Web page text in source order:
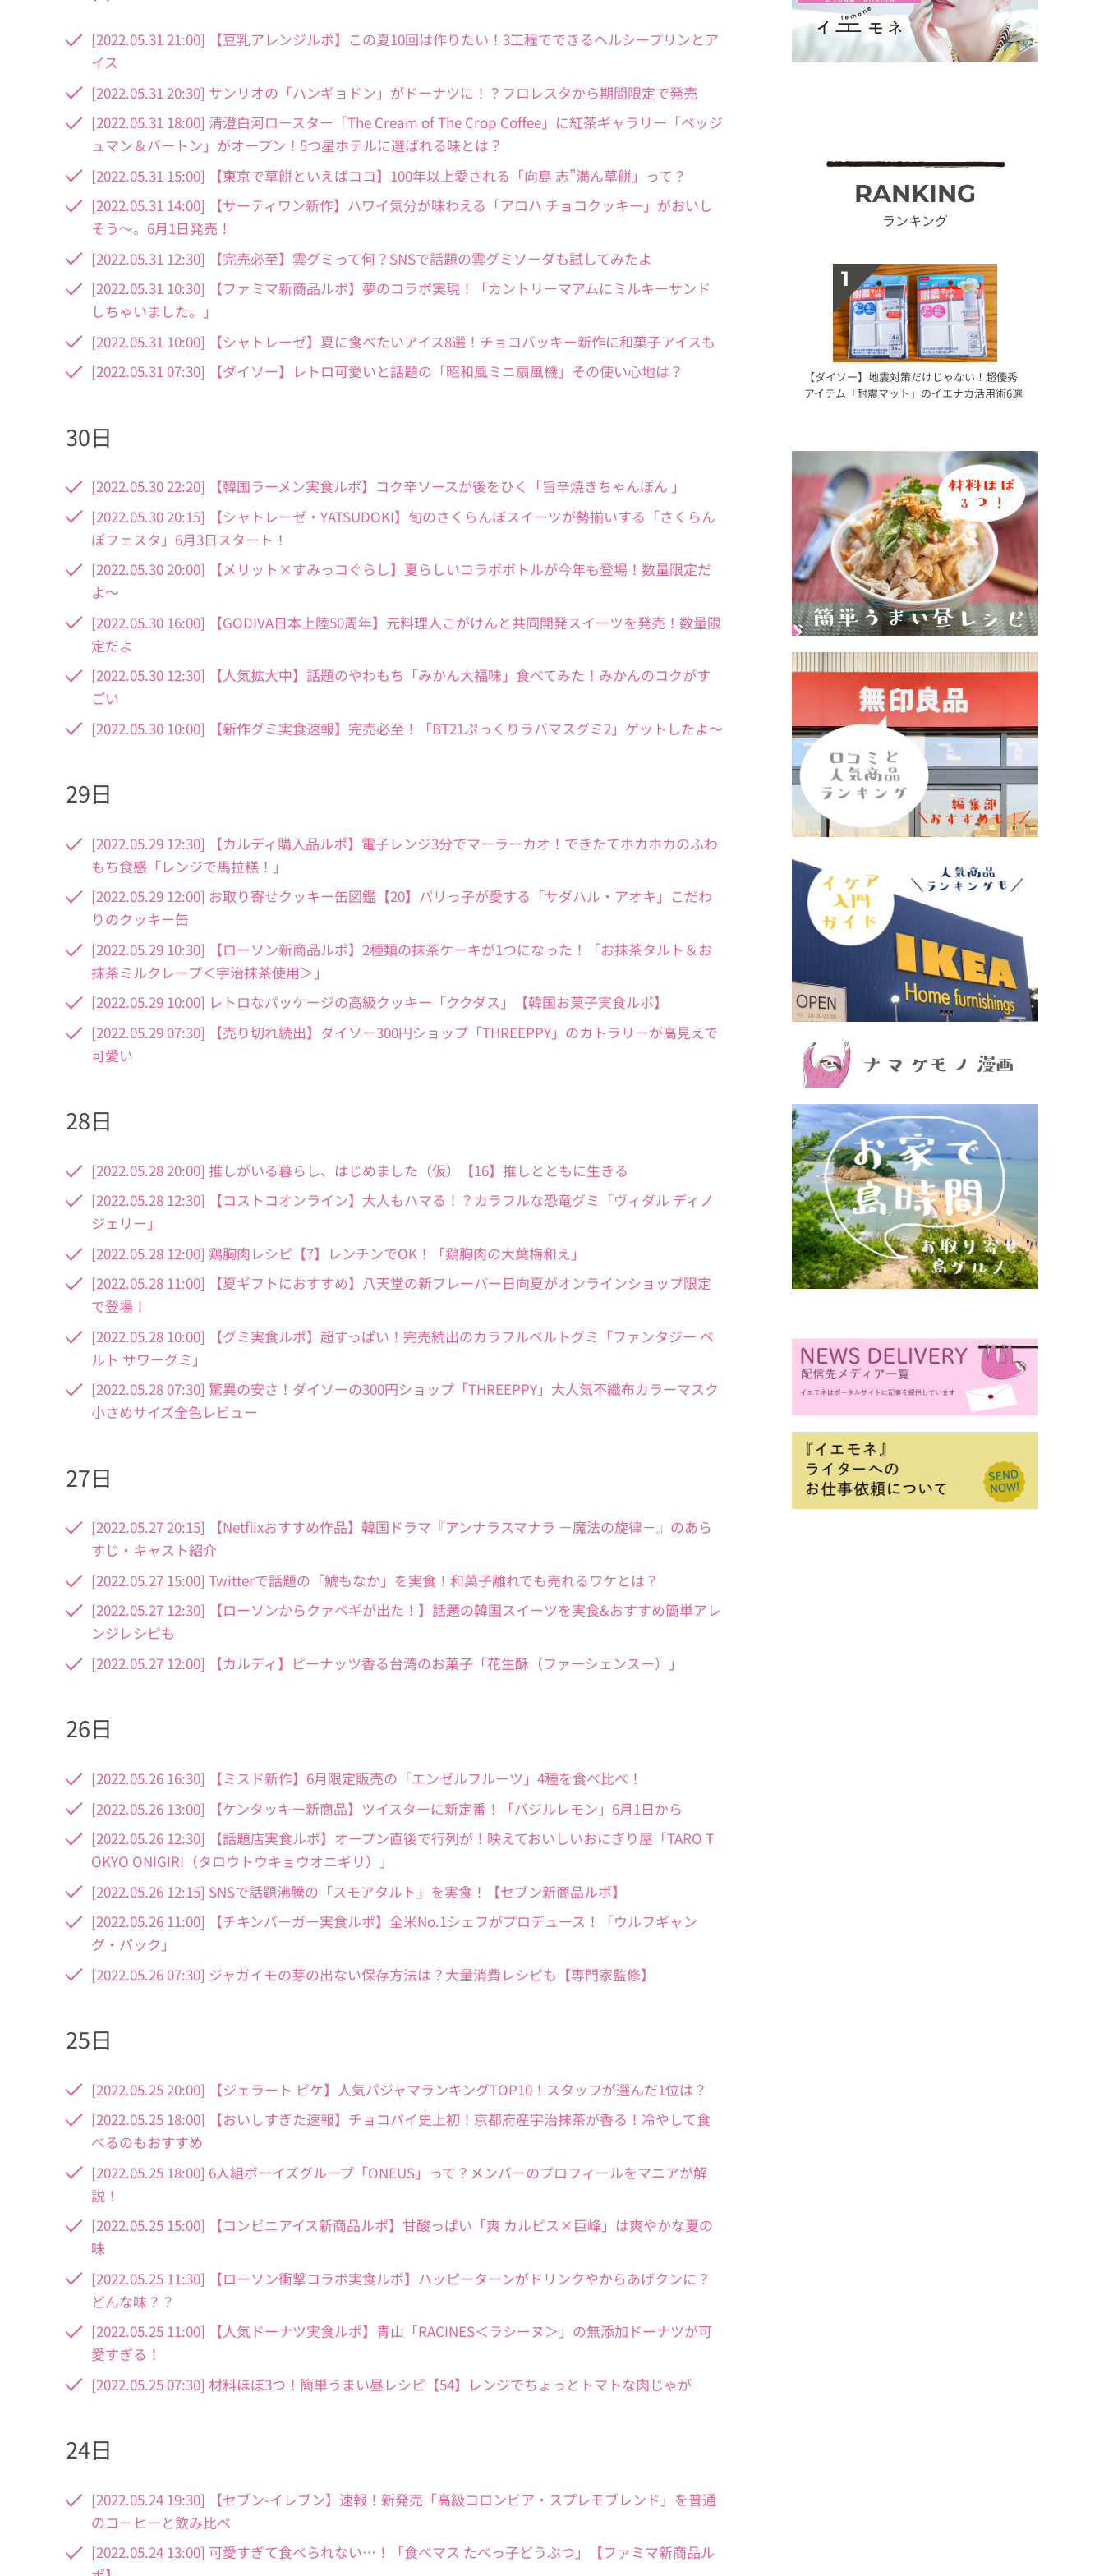
[2022.05.31 21:00] 【豆乳アレンジルポ】この夏10回は作りたい！3工程でできるヘルシープリンとア
イス
[2022.05.31 20:30] サンリオの「ハンギョドン」がドーナツに！？フロレスタから期間限定で発売
[2022.05.31 18:00] 清澄白河ロースター「The Cream of The Crop Coffee」に紅茶ギャラリー「ベッジ
ュマン＆バートン」がオープン！5つ星ホテルに選ばれる味とは？
[2022.05.31 15:00] 【東京で草餅といえばココ】100年以上愛される「向島 志”満ん草餅」って？
[2022.05.31 14:00] 【サーティワン新作】ハワイ気分が味わえる「アロハ チョコクッキー」がおいし
そう～。6月1日発売！
[2022.05.31 12:30] 【完売必至】雲グミって何？SNSで話題の雲グミソーダも試してみたよ
[2022.05.31 10:30] 【ファミマ新商品ルポ】夢のコラボ実現！「カントリーマアムにミルキーサンド
しちゃいました。」
[2022.05.31 10:00] 【シャトレーゼ】夏に食べたいアイス8選！チョコバッキー新作に和菓子アイスも
[2022.05.31 07:30] 【ダイソー】レトロ可愛いと話題の「昭和風ミニ扇風機」その使い心地は？
30日
[2022.05.30 22:20] 【韓国ラーメン実食ルポ】コク辛ソースが後をひく「旨辛焼きちゃんぽん 」
[2022.05.30 20:15] 【シャトレーゼ・YATSUDOKI】旬のさくらんぼスイーツが勢揃いする「さくらん
ぼフェスタ」6月3日スタート！
[2022.05.30 20:00] 【メリット×すみっコぐらし】夏らしいコラボボトルが今年も登場！数量限定だ
よ～
[2022.05.30 16:00] 【GODIVA日本上陸50周年】元料理人こがけんと共同開発スイーツを発売！数量限
定だよ
[2022.05.30 12:30] 【人気拡大中】話題のやわもち「みかん大福味」食べてみた！みかんのコクがす
ごい
[2022.05.30 10:00] 【新作グミ実食速報】完売必至！「BT21ぷっくりラバマスグミ2」ゲットしたよ～
29日
[2022.05.29 12:30] 【カルディ購入品ルポ】電子レンジ3分でマーラーカオ！できたてホカホカのふわ
もち食感「レンジで馬拉糕！」
[2022.05.29 12:00] お取り寄せクッキー缶図鑑【20】パリっ子が愛する「サダハル・アオキ」こだわ
りのクッキー缶
[2022.05.29 10:30] 【ローソン新商品ルポ】2種類の抹茶ケーキが1つになった！「お抹茶タルト＆お
抹茶ミルクレープ＜宇治抹茶使用＞」
[2022.05.29 10:00] レトロなパッケージの高級クッキー「ククダス」【韓国お菓子実食ルポ】
[2022.05.29 07:30] 【売り切れ続出】ダイソー300円ショップ「THREEPPY」のカトラリーが高見えで
可愛い
28日
[2022.05.28 20:00] 推しがいる暮らし、はじめました（仮）【16】推しとともに生きる
[2022.05.28 12:30] 【コストコオンライン】大人もハマる！？カラフルな恐竜グミ「ヴィダル ディノ
ジェリー」
[2022.05.28 12:00] 鶏胸肉レシピ【7】レンチンでOK！「鶏胸肉の大葉梅和え」
[2022.05.28 11:00] 【夏ギフトにおすすめ】八天堂の新フレーバー日向夏がオンラインショップ限定
で登場！
[2022.05.28 10:00] 【グミ実食ルポ】超すっぱい！完売続出のカラフルベルトグミ「ファンタジー ベ
ルト サワーグミ」
[2022.05.28 07:30] 驚異の安さ！ダイソーの300円ショップ「THREEPPY」大人気不織布カラーマスク
小さめサイズ全色レビュー
27日
[2022.05.27 20:15] 【Netflixおすすめ作品】韓国ドラマ『アンナラスマナラ －魔法の旋律－』のあら
すじ・キャスト紹介
[2022.05.27 15:00] Twitterで話題の「鯱もなか」を実食！和菓子離れでも売れるワケとは？
[2022.05.27 12:30] 【ローソンからクァベギが出た！】話題の韓国スイーツを実食&おすすめ簡単アレ
ンジレシピも
[2022.05.27 12:00] 【カルディ】ピーナッツ香る台湾のお菓子「花生酥（ファーシェンスー）」
26日
[2022.05.26 16:30] 【ミスド新作】6月限定販売の「エンゼルフルーツ」4種を食べ比べ！
[2022.05.26 13:00] 【ケンタッキー新商品】ツイスターに新定番！「バジルレモン」6月1日から
[2022.05.26 12:30] 【話題店実食ルポ】オープン直後で行列が！映えておいしいおにぎり屋「TARO T
OKYO ONIGIRI（タロウトウキョウオニギリ）」
[2022.05.26 12:15] SNSで話題沸騰の「スモアタルト」を実食！【セブン新商品ルポ】
[2022.05.26 11:00] 【チキンバーガー実食ルポ】全米No.1シェフがプロデュース！「ウルフギャン
グ・パック」
[2022.05.26 07:30] ジャガイモの芽の出ない保存方法は？大量消費レシピも【専門家監修】
25日
[2022.05.25 20:00] 【ジェラート ピケ】人気パジャマランキングTOP10！スタッフが選んだ1位は？
[2022.05.25 18:00] 【おいしすぎた速報】チョコパイ史上初！京都府産宇治抹茶が香る！冷やして食
べるのもおすすめ
[2022.05.25 18:00] 6人組ボーイズグループ「ONEUS」って？メンバーのプロフィールをマニアが解
説！
[2022.05.25 15:00] 【コンビニアイス新商品ルポ】甘酸っぱい「爽 カルピス×巨峰」は爽やかな夏の
味
[2022.05.25 11:30] 【ローソン衝撃コラボ実食ルポ】ハッピーターンがドリンクやからあげクンに？
どんな味？？
[2022.05.25 11:00] 【人気ドーナツ実食ルポ】青山「RACINES＜ラシーヌ＞」の無添加ドーナツが可
愛すぎる！
[2022.05.25 07:30] 材料ほぼ3つ！簡単うまい昼レシピ【54】レンジでちょっとトマトな肉じゃが
24日
[2022.05.24 19:30] 【セブン-イレブン】速報！新発売「高級コロンビア・スプレモブレンド」を普通
のコーヒーと飲み比べ
[2022.05.24 13:00] 可愛すぎて食べられない…！「食べマス たべっ子どうぶつ」【ファミマ新商品ル
RANKING
ランキング
【ダイソー】地震対策だけじゃない！超優秀
アイテム「耐震マット」のイエナカ活用術6選